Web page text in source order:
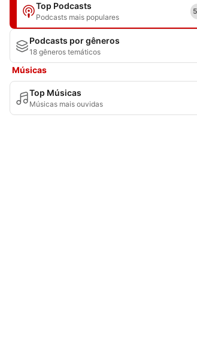
Top Podcasts
Podcasts mais populares
Podcasts por gêneros
18 gêneros temáticos
Músicas
Top Músicas
Músicas mais ouvidas